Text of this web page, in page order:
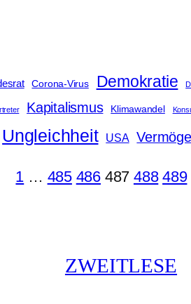
Corona-Virus Demokratie
Kapitalismus Klimawandel
Ungleichheit USA
1 … 485 486 487 488 489
ZWEITLESE